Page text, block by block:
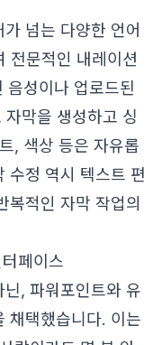
넘는 다양한 언어
전문적인 내레이션
음성이나 업로드된
막을 생성하고 싱
, 색상 등은 자유롭
수정 역시 텍스트 편
복적인 자막 작업의
페이스
, 파워포인트와 유
채택했습니다. 이는